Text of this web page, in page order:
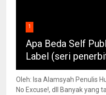
1
Apa Beda Self
Label (seri
Oleh: Isa Alamsyah Penulis
No Excuse!, dll Banyak yang